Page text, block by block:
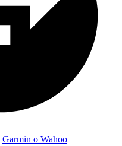
Garmin o Wahoo